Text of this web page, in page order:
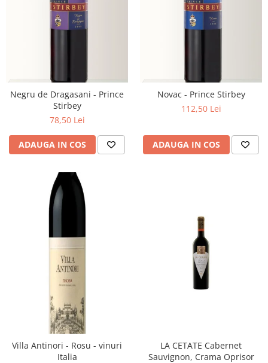
Negru de Dragasani - Prince
Stirbey
78,50 Lei
ADAUGA IN COS
Novac - Prince Stirbey
112,50 Lei
ADAUGA IN COS
Villa Antinori - Rosu - vinuri
Italia
LA CETATE Cabernet
Sauvignon, Crama Oprisor